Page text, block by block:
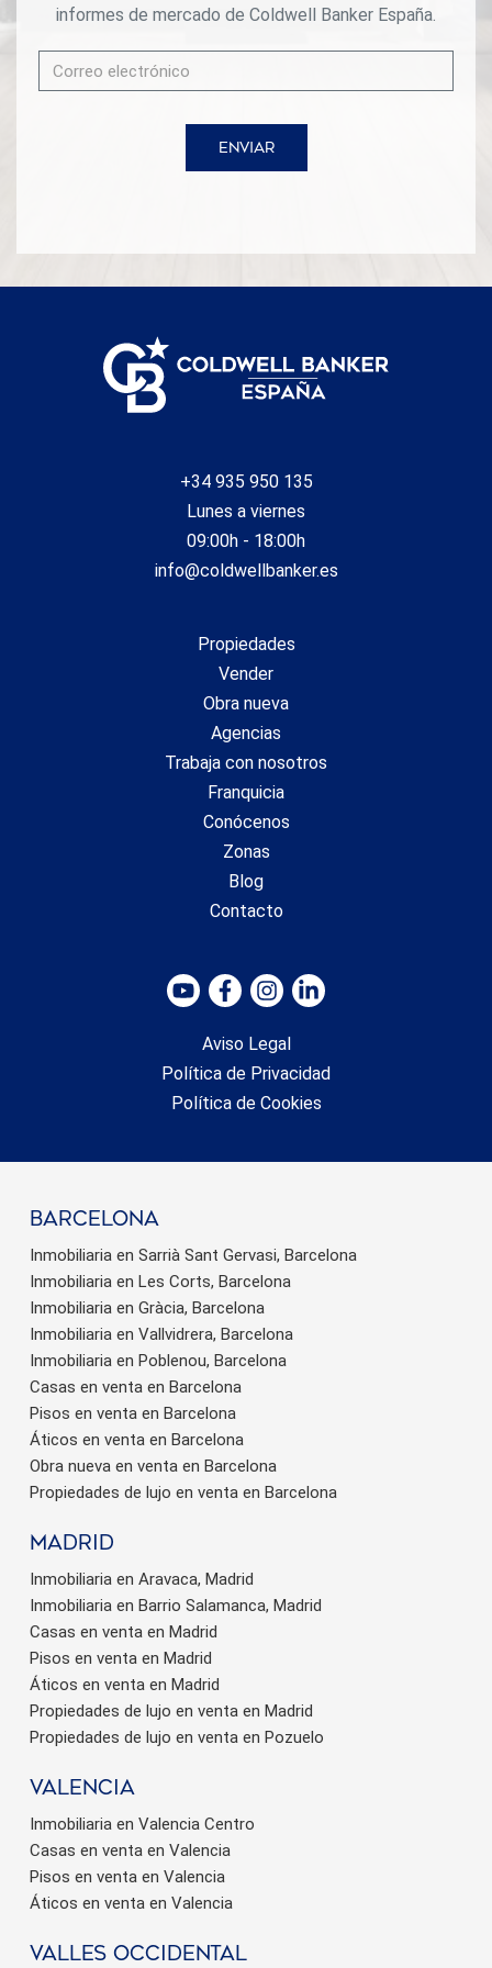
Casa Granadella tiene para ofrecer. #ref:CBSW931N
informes de mercado de Coldwell Banker España.
ENVIAR
+34 935 950 135
Lunes a viernes
09:00h - 18:00h
info@coldwellbanker.es
Propiedades
Vender
Obra nueva
Agencias
Trabaja con nosotros
Franquicia
Conócenos
Zonas
Blog
Contacto
Aviso Legal
Política de Privacidad
Política de Cookies
barcelona
Inmobiliaria en Sarrià Sant Gervasi, Barcelona
Inmobiliaria en Les Corts, Barcelona
Inmobiliaria en Gràcia, Barcelona
Inmobiliaria en Vallvidrera, Barcelona
Inmobiliaria en Poblenou, Barcelona
Casas en venta en Barcelona
Pisos en venta en Barcelona
Áticos en venta en Barcelona
Obra nueva en venta en Barcelona
Propiedades de lujo en venta en Barcelona
Madrid
Inmobiliaria en Aravaca, Madrid
Inmobiliaria en Barrio Salamanca, Madrid
Casas en venta en Madrid
Pisos en venta en Madrid
Áticos en venta en Madrid
Propiedades de lujo en venta en Madrid
Propiedades de lujo en venta en Pozuelo
valencia
Inmobiliaria en Valencia Centro
Casas en venta en Valencia
Pisos en venta en Valencia
Áticos en venta en Valencia
valles occidental